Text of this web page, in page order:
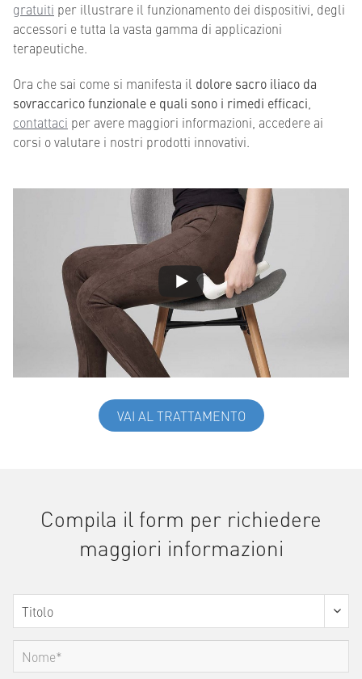
gratuiti per illustrare il funzionamento dei dispositivi, degli
accessori e tutta la vasta gamma di applicazioni
terapeutiche.
Ora che sai come si manifesta il dolore sacro iliaco da
sovraccarico funzionale e quali sono i rimedi efficaci
contattaci per avere maggiori informazioni, accedere ai
corsi o valutare i nostri prodotti innovativi.
VAI AL TRATTAMENTO
Compila il form per richiedere
maggiori informazioni